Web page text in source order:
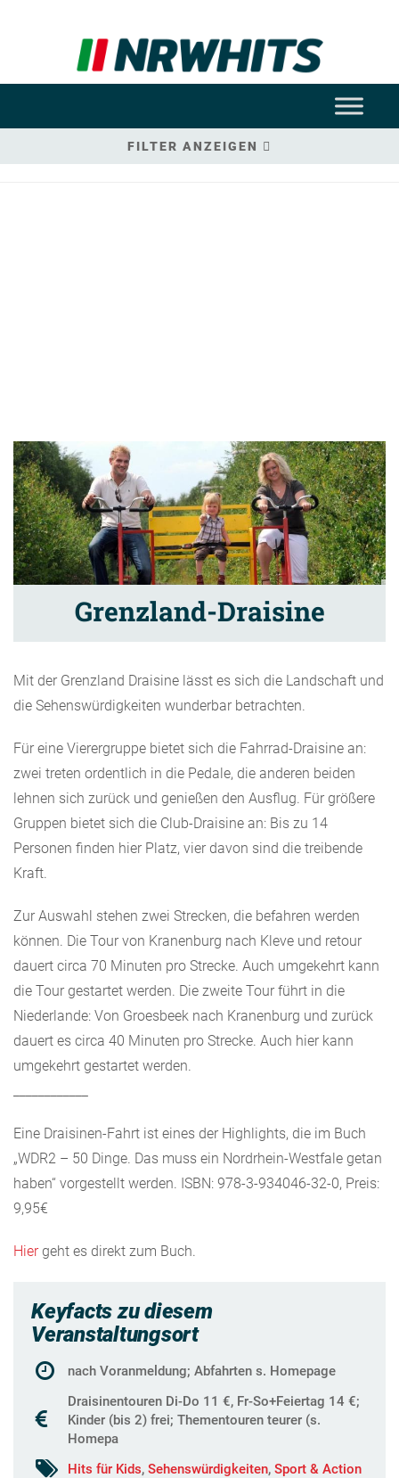
FILTER ANZEIGEN
Grenzland-Draisine
Mit der Grenzland Draisine lässt es sich die Landschaft und
die Sehenswürdigkeiten wunderbar betrachten.
Für eine Vierergruppe bietet sich die Fahrrad-Draisine an:
zwei treten ordentlich in die Pedale, die anderen beiden
lehnen sich zurück und genießen den Ausflug. Für größere
Gruppen bietet sich die Club-Draisine an: Bis zu 14
Personen finden hier Platz, vier davon sind die treibende
Kraft.
Zur Auswahl stehen zwei Strecken, die befahren werden
können. Die Tour von Kranenburg nach Kleve und retour
dauert circa 70 Minuten pro Strecke. Auch umgekehrt kann
die Tour gestartet werden. Die zweite Tour führt in die
Niederlande: Von Groesbeek nach Kranenburg und zurück
dauert es circa 40 Minuten pro Strecke. Auch hier kann
umgekehrt gestartet werden.
Eine Draisinen-Fahrt ist eines der Highlights, die im Buch
„WDR2 – 50 Dinge. Das muss ein Nordrhein-Westfale getan
haben“ vorgestellt werden. ISBN: 978-3-934046-32-0, Preis:
9,95€
Hiergeht es direkt zum Buch.
Keyfacts zu diesem
Veranstaltungsort
nach Voranmeldung; Abfahrten s. Homepage
Draisinentouren Di-Do 11 €, Fr-So+Feiertag 14 €;
Kinder (bis 2) frei; Thementouren teurer (s.
Homepa
Hits für Kids, Sehenswürdigkeiten, Sport & Action